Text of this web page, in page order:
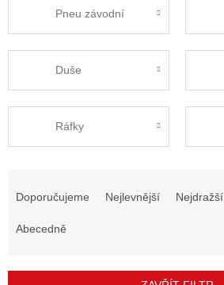
Pneu závodní
Duše
Ráfky
Doporučujeme Nejlevnější Nejdražší
Abecedně